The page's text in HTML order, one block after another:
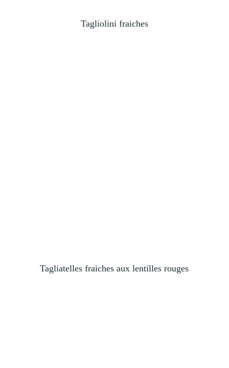
Tagliolini fraiches
Tagliatelles fraiches aux lentilles rouges